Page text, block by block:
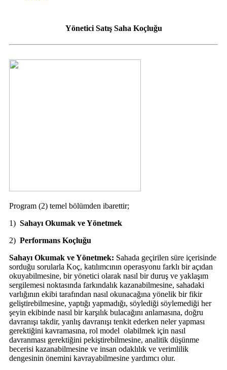
Yönetici Satış Saha Koçluğu
Program (2) temel bölümden ibarettir;
1) Sahayı Okumak ve Yönetmek
2) Performans Koçluğu
Sahayı Okumak ve Yönetmek: Sahada geçirilen süre içerisinde
sorduğu sorularla Koç, katılımcının operasyonu farklı bir açıdan
okuyabilmesine, bir yönetici olarak nasıl bir duruş ve yaklaşım
sergilemesi noktasında farkındalık kazanabilmesine, sahadaki
varlığının ekibi tarafından nasıl okunacağına yönelik bir fikir
geliştirebilmesine, yaptığı yapmadığı, söylediği söylemediği her
şeyin ekibinde nasıl bir karşılık bulacağını anlamasına, doğru
davranışı takdir, yanlış davranışı tenkit ederken neler yapması
gerektiğini kavramasına, rol model olabilmek için nasıl
davranması gerektiğini pekiştirebilmesine, analitik düşünme
becerisi kazanabilmesine ve insan odaklılık ve verimlilik
dengesinin önemini kavrayabilmesine yardımcı olur.